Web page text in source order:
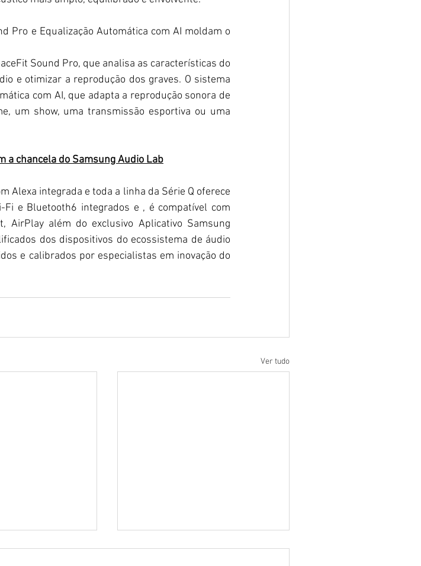
Pro e Equalização Automática com AI moldam o
Sound Pro, que analisa as características do
e otimizar a reprodução dos graves. O sistema
com AI, que adapta a reprodução sonora de
um show, uma transmissão esportiva ou uma
a chancela do Samsung Audio Lab
Alexa integrada e toda a linha da Série Q oferece
Fi e Bluetooth6 integrados e , é compatível com
AirPlay além do exclusivo Aplicativo Samsung
dos dispositivos do ecossistema de áudio
e calibrados por especialistas em inovação do
Ver tudo